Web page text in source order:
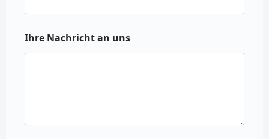
Ihre Nachricht an uns